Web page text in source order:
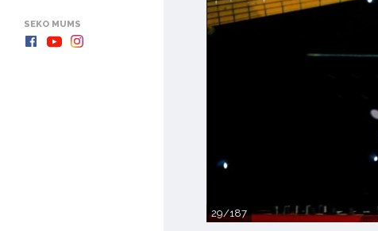
SEKO MUMS
29/187